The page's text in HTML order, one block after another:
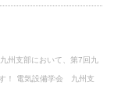
州支部において、第7回九
！ 電気設備学会 九州支